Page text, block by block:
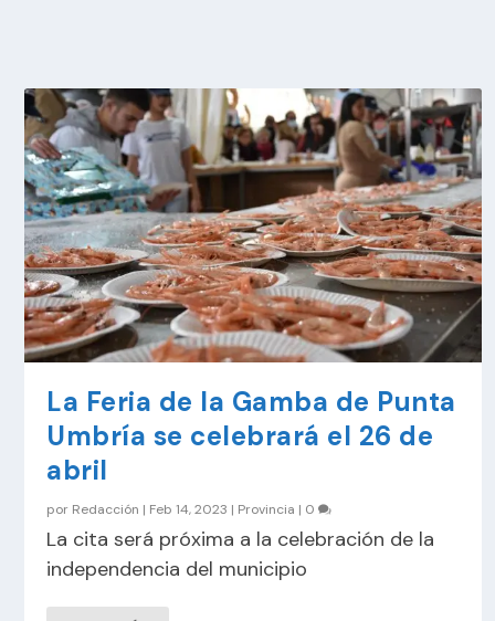
La Feria de la Gamba de Punta
Umbría se celebrará el 26 de
abril
por Redacción | Feb 14, 2023 | Provincia | 0
La cita será próxima a la celebración de la
independencia del municipio